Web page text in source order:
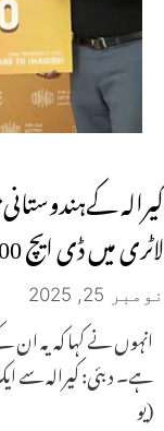
کیرالہ
لاٹری میں ڈی ایچ 100,000 جیت لیا۔
نومبر 25, 2025
انہوں نے کہا کہ یہ ان
ہے۔ دبئی: کیرالہ سے
(یو